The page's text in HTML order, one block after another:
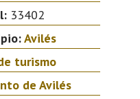
33402
Avilés
turismo
de Avilés